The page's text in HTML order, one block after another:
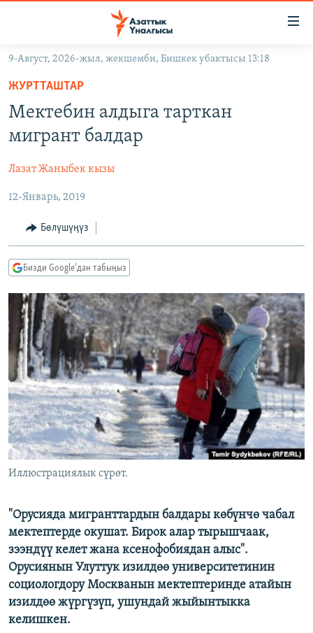
Навигацияга
өтүңүз
Издөөгө
салыңыз
КЫРГЫЗСТАН
ЭКОНОМИКА
МАДАНИЯТ
БОРБОР АЗИЯ
УКРАИНА
АТАЙЫН ИЛИКТӨӨ
ТВ ПРОГРАММАЛАР
БҮГҮН АЗАТТЫКТА
БИЗ ЖАНА ДҮЙНӨ
ДАНИСТЕ
ЭЖЕ-СИҢДИЛЕР
АЗАТТЫК+
ЫҢГАЙСЫЗ СУРООЛОР
ПОДКАСТ
ӨЗГӨЧӨ ПИКИР
ОНЛАЙН ШЕРИНЕ
ЭЕ/АРнун бардык сайттары
9-Август, 2026-жыл, жекшемби, Бишкек убактысы 13:18
ЖУРТТАШТАР
Мектебин алдыга тарткан
мигрант балдар
Лазат Жаныбек кызы
12-Январь, 2019
Бөлүшүңүз
Бизди Google'дан табыңыз
Иллюстрациялык сүрөт.
"Орусияда мигранттардын балдары көбүнчө чабал
мектептерде окушат. Бирок алар тырышчаак,
зээндүү келет жана ксенофобиядан алыс".
Орусиянын Улуттук изилдөө университетинин
социологдору Москванын мектептеринде атайын
изилдөө жүргүзүп, ушундай жыйынтыкка
келишкен.